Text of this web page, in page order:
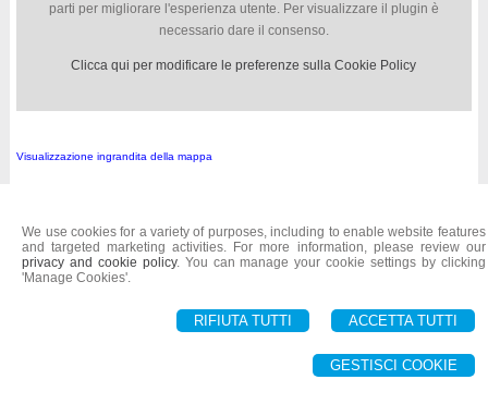
We use cookies for a variety of purposes, including to enable website features
and targeted marketing activities. For more information, please review our
privacy and cookie policy. You can manage your cookie settings by clicking
'Manage Cookies'.
ACCETTA TUTTI
RIFIUTA TUTTI
GESTISCI COOKIE
parti per migliorare l'esperienza utente. Per visualizzare il plugin è
necessario dare il consenso.
Clicca qui per modificare le preferenze sulla Cookie Policy
Visualizzazione ingrandita della mappa
© 2026 Copyright Notai Fuccillo. All rights reserved | P.IVA 01753680592 |-Sitemap-
Privacy -Gestisci Cookie-Credits